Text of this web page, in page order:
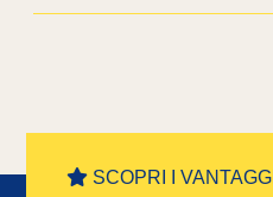
SCOPRI I